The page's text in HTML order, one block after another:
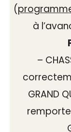
(
à
–
GRAND